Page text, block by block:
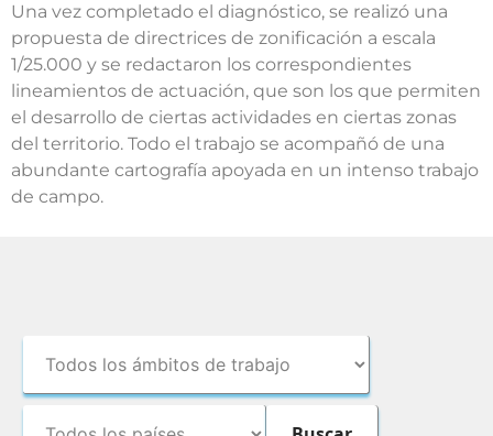
Una vez completado el diagnóstico, se realizó una
propuesta de directrices de zonificación a escala
1/25.000 y se redactaron los correspondientes
lineamientos de actuación, que son los que permiten
el desarrollo de ciertas actividades en ciertas zonas
del territorio. Todo el trabajo se acompañó de una
abundante cartografía apoyada en un intenso trabajo
de campo.